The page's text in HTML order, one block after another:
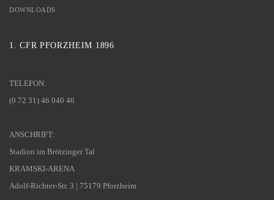
DOWNLOADS
1. CFR PFORZHEIM 1896
TELEFON:
(0 72 31) 46 040 46
ANSCHRIFT:
Stadion im Brötzinger Tal
KRAMSKI-ARENA
Adolf-Richter-Str. 3 | 75179 Pforzheim